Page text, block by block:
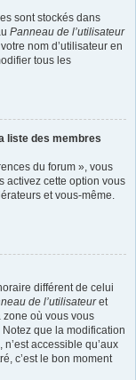
sont stockés dans
Panneau de l’utilisateur
nom d’utilisateur en
tous les
liste des membres
du forum », vous
activez cette option vous
et vous-même.
différent de celui
de l’utilisateuret
zone où vous vous
que la modification
accessible qu’aux
c’est le bon moment